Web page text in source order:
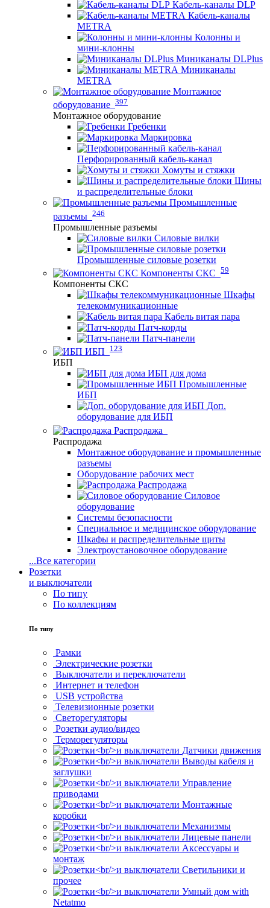
Кабель-каналы DLP
Кабель-каналы
METRA
Колонны и
мини-клонны
Миниканалы DLPlus
Миниканалы
METRA
Монтажное
оборудование 397
Монтажное оборудование
Гребенки
Маркировка
Перфорированный кабель-канал
Хомуты и стяжки
Шины
и распределительные блоки
Промышленные
разъемы 246
Промышленные разъемы
Силовые вилки
Промышленные силовые розетки
Компоненты СКС 59
Компоненты СКС
Шкафы
телекоммуникационные
Кабель витая пара
Патч-корды
Патч-панели
ИБП
123
ИБП
ИБП для дома
Промышленные
ИБП
Доп.
оборудование для ИБП
Распродажа
Распродажа
Монтажное оборудование и промышленные
разъемы
Оборудование рабочих мест
Распродажа
Силовое
оборудование
Системы безопасности
Специальное и медицинское оборудование
Шкафы и распределительные щиты
Электроустановочное оборудование
...Все категории
Розетки
и выключатели
По типу
По коллекциям
По типу
Рамки
Электрические розетки
Выключатели и переключатели
Интернет и телефон
USB устройства
Телевизионные розетки
Светорегуляторы
Розетки аудио/видео
Терморегуляторы
Датчики движения
Выводы кабеля и
заглушки
Управление
приводами
Монтажные
коробки
Механизмы
Лицевые панели
Аксессуары и
монтаж
Светильники и
прочее
Умный дом with
Netatmo